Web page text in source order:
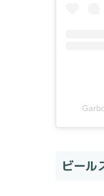
ビール